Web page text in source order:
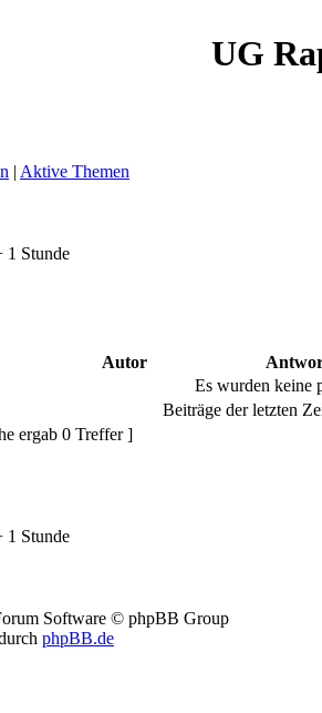
UG
| Aktive Themen
1 Stunde
Autor
Es wurden keine
Beiträge der letzten
ergab 0 Treffer ]
1 Stunde
Software © phpBB Group
phpBB.de